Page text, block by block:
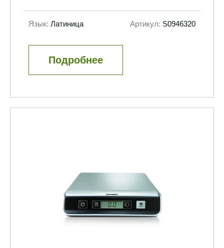
Язык: Латиница Артикул: S0946320
Подробнее